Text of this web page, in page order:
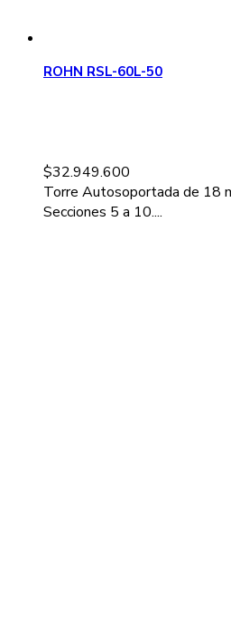
ROHN RSL-60L-50
$32.949.600
Torre Autosoportada de 18
Secciones 5 a 10....